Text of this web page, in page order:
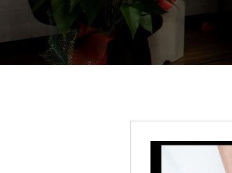
キャンペーン